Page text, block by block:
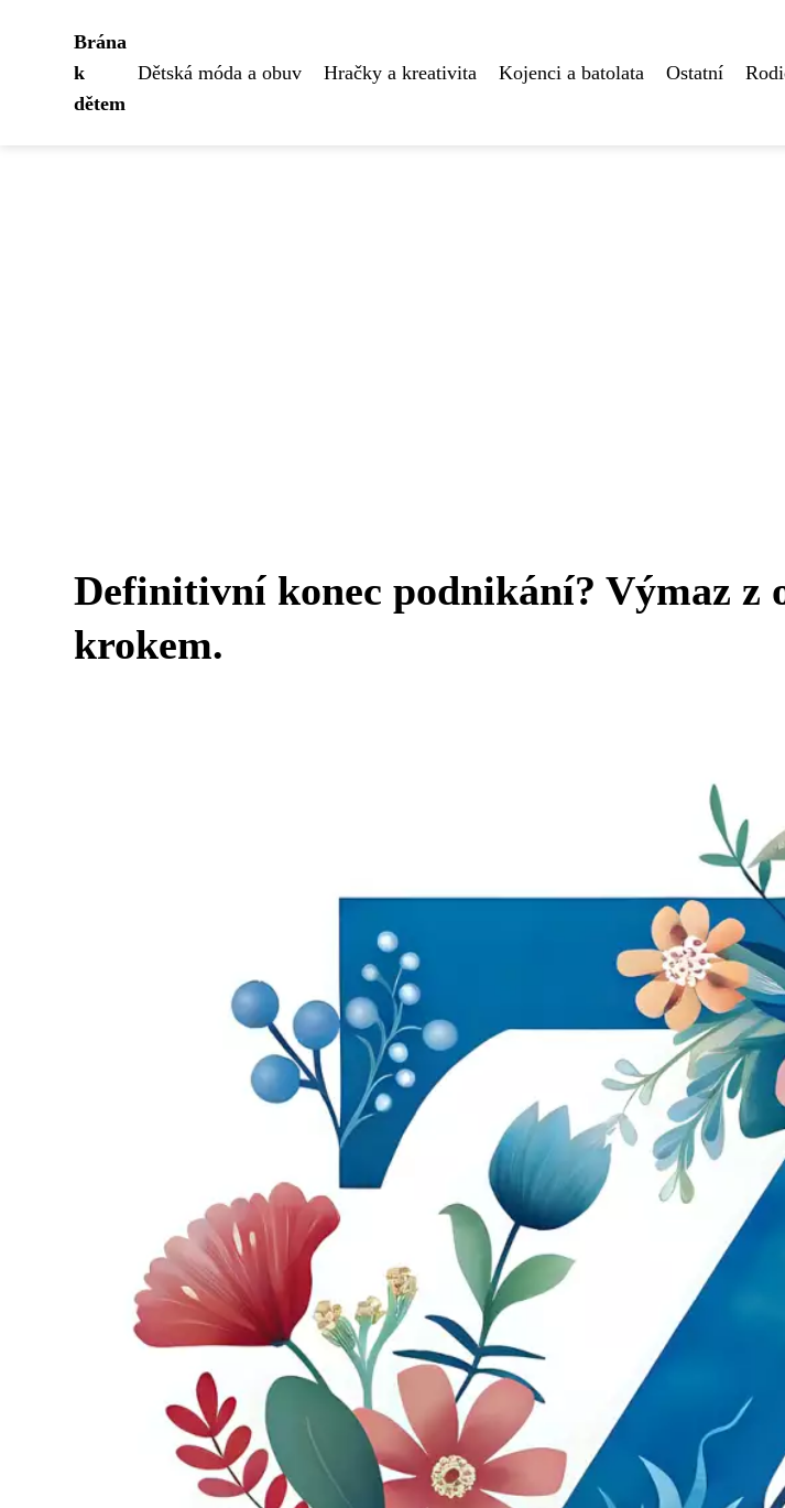
Brána
k
dětem
Dětská móda a obuv Hračky a kreativita Kojenci a batolata Ostatní
Definitivní konec podnikání? Výmaz
krokem.